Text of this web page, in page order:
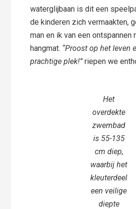
waterglijbaan is dit een
de kinderen zich vermaakten,
man en ik van een ontspannen
hangmat. “Proost op het leven
prachtige plek!” riepen we
Het
overdekte
zwembad
is 55-135
cm diep,
waarbij het
kleuterdeel
een veilige
diepte